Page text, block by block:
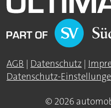
AGB | Datenschutz |
Datenschutz-
© 2026